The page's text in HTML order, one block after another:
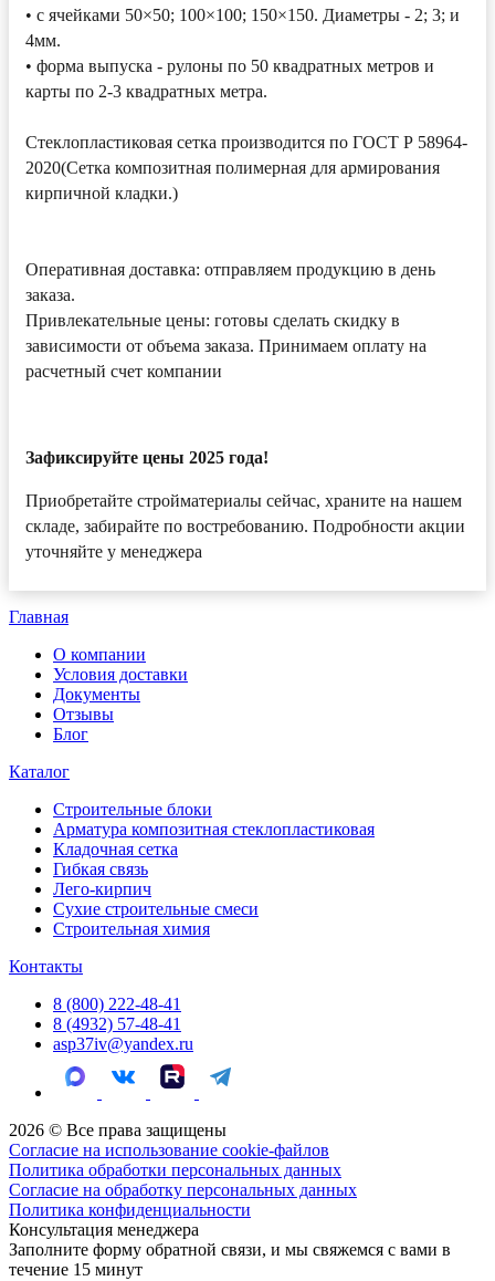
• с ячейками 50×50; 100×100; 150×150. Диаметры - 2; 3; и
4мм.
• форма выпуска - рулоны по 50 квадратных метров и
карты по 2-3 квадратных метра.
Стеклопластиковая сетка производится по ГОСТ Р 58964-
2020(Сетка композитная полимерная для армирования
кирпичной кладки.)
Оперативная доставка: отправляем продукцию в день
заказа.
Привлекательные цены: готовы сделать скидку в
зависимости от объема заказа. Принимаем оплату на
расчетный счет компании
Зафиксируйте цены 2025 года!
Приобретайте стройматериалы сейчас, храните на нашем
складе, забирайте по востребованию. Подробности акции
уточняйте у менеджера
Главная
О компании
Условия доставки
Документы
Отзывы
Блог
Каталог
Строительные блоки
Арматура композитная стеклопластиковая
Кладочная сетка
Гибкая связь
Лего-кирпич
Сухие строительные смеси
Строительная химия
Контакты
8 (800) 222-48-41
8 (4932) 57-48-41
asp37iv@yandex.ru
2026 © Все права защищены
Согласие на использование cookie-файлов
Политика обработки персональных данных
Согласие на обработку персональных данных
Политика конфиденциальности
Консультация менеджера
Заполните форму обратной связи, и мы свяжемся с вами в
течение 15 минут